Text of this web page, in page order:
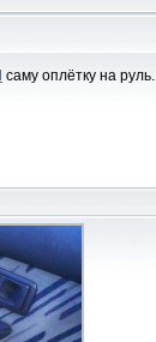
саму оплётку на руль.